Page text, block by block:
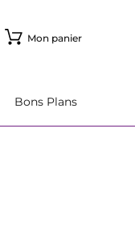
Mon panier
Bons Plans